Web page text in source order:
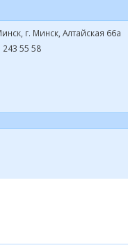
г. Минск, Алтайская 66а
243 55 58